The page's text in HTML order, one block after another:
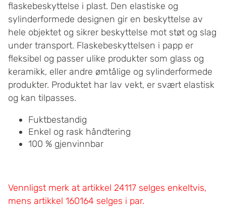
flaskebeskyttelse i plast. Den elastiske og
sylinderformede designen gir en beskyttelse av
hele objektet og sikrer beskyttelse mot støt og slag
under transport. Flaskebeskyttelsen i papp er
fleksibel og passer ulike produkter som glass og
keramikk, eller andre ømtålige og sylinderformede
produkter. Produktet har lav vekt, er svært elastisk
og kan tilpasses.
Fuktbestandig
Enkel og rask håndtering
100 % gjenvinnbar
Vennligst merk at artikkel 24117 selges enkeltvis,
mens artikkel 160164 selges i par.